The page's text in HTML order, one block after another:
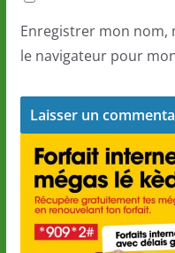
Enregistrer mon nom,
le navigateur pour